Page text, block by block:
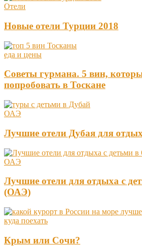
Отели
Новые отели Турции 2018
еда и цены
Советы гурмана. 5 вин,
попробовать в Тоскане
ОАЭ
Лучшие отели Дубая для
ОАЭ
Лучшие отели для отдыха с
(ОАЭ)
куда поехать
Крым или Сочи?